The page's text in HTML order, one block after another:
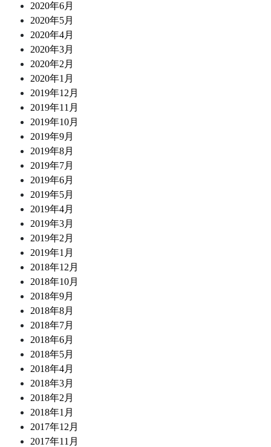
2020年6月
2020年5月
2020年4月
2020年3月
2020年2月
2020年1月
2019年12月
2019年11月
2019年10月
2019年9月
2019年8月
2019年7月
2019年6月
2019年5月
2019年4月
2019年3月
2019年2月
2019年1月
2018年12月
2018年10月
2018年9月
2018年8月
2018年7月
2018年6月
2018年5月
2018年4月
2018年3月
2018年2月
2018年1月
2017年12月
2017年11月